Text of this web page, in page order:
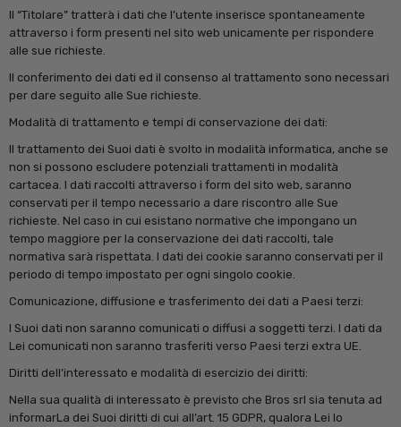
Il “Titolare” tratterà i dati che l’utente inserisce spontaneamente
attraverso i form presenti nel sito web unicamente per rispondere
alle sue richieste.
Il conferimento dei dati ed il consenso al trattamento sono necessari
per dare seguito alle Sue richieste.
Modalità di trattamento e tempi di conservazione dei dati:
Il trattamento dei Suoi dati è svolto in modalità informatica, anche se
non si possono escludere potenziali trattamenti in modalità
cartacea. I dati raccolti attraverso i form del sito web, saranno
conservati per il tempo necessario a dare riscontro alle Sue
richieste. Nel caso in cui esistano normative che impongano un
tempo maggiore per la conservazione dei dati raccolti, tale
normativa sarà rispettata. I dati dei cookie saranno conservati per il
periodo di tempo impostato per ogni singolo cookie.
Comunicazione, diffusione e trasferimento dei dati a Paesi terzi:
I Suoi dati non saranno comunicati o diffusi a soggetti terzi. I dati da
Lei comunicati non saranno trasferiti verso Paesi terzi extra UE.
Diritti dell’interessato e modalità di esercizio dei diritti:
Nella sua qualità di interessato è previsto che Bros srl sia tenuta ad
informarLa dei Suoi diritti di cui all’art. 15 GDPR, qualora Lei lo